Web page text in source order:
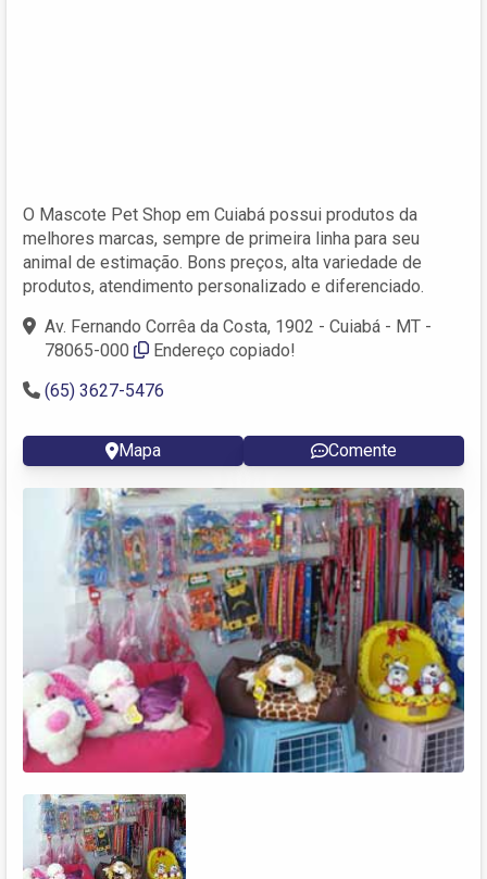
O Mascote Pet Shop em Cuiabá possui produtos da
melhores marcas, sempre de primeira linha para seu
animal de estimação. Bons preços, alta variedade de
produtos, atendimento personalizado e diferenciado.
Av. Fernando Corrêa da Costa, 1902 - Cuiabá - MT -
78065-000
Endereço copiado!
(65) 3627-5476
Mapa Comente